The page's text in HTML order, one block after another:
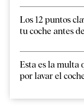
Los 12 puntos
tu coche antes
Esta es la multa
por lavar el